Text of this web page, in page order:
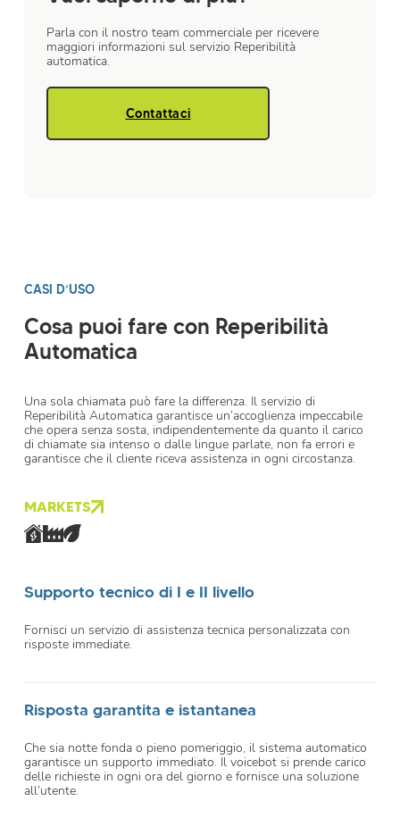
Parla con il nostro team commerciale per ricevere
maggiori informazioni sul servizio Reperibilità
automatica.
Contattaci
CASI D’USO
Cosa puoi fare con Reperibilità
Automatica
Una sola chiamata può fare la differenza. Il servizio di
Reperibilità Automatica garantisce un’accoglienza impeccabile
che opera senza sosta, indipendentemente da quanto il carico
di chiamate sia intenso o dalle lingue parlate, non fa errori e
garantisce che il cliente riceva assistenza in ogni circostanza.
MARKETS
Supporto tecnico di I e II livello
Fornisci un servizio di assistenza tecnica personalizzata con
risposte immediate.
Risposta garantita e istantanea
Che sia notte fonda o pieno pomeriggio, il sistema automatico
garantisce un supporto immediato. Il voicebot si prende carico
delle richieste in ogni ora del giorno e fornisce una soluzione
all’utente.